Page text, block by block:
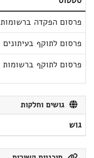
פרסום הפקדה ברשומות
פרסום לתוקף בעיתונים
פרסום לתוקף ברשומות
גושים וחלקות
גוש